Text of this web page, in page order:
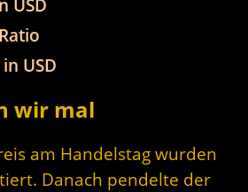
USD
USD
wir mal
am Handelstag wurden
Danach pendelte der